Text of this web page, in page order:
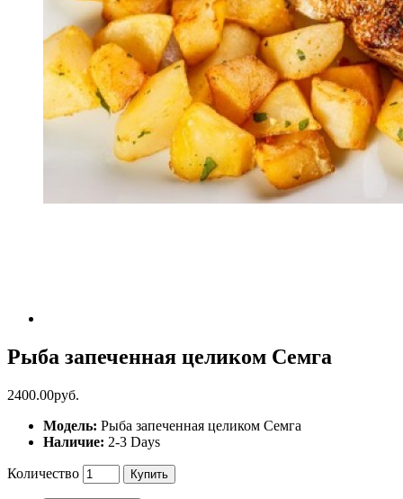
Рыба запеченная целиком Семга
2400.00руб.
Модель: Рыба запеченная целиком Семга
Наличие: 2-3 Days
Количество Купить